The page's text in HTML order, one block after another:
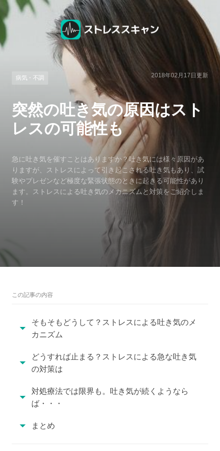
病気・不調 2018年02月17日 更新
突然の吐き気の原因はスト
レスの可能性も
急に吐き気を催すことはありますか？吐き気には様々原因があ
りますが、ストレスによって引き起こされる吐き気もあり、試
験やプレゼンなど極度な緊張状態のときに起きる可能性があり
ます。ストレスによる吐き気のメカニズムと対策をご紹介しま
す！
この記事の内容
そもそもどうして？ストレスによる吐き気のメ
カニズム
どうすれば止まる？ストレスによる急な吐き気
の対策は
対処療法では限界も。吐き気が続くようなら
ば・・・
まとめ